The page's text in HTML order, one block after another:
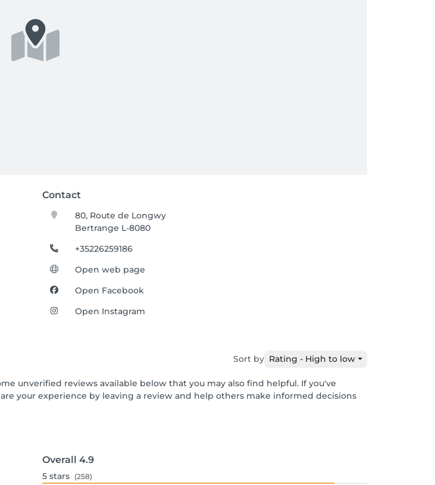
Contact
80, Route de Longwy
Bertrange L-8080
+35226259186
Open web page
Open Facebook
Open Instagram
Sort by Rating - High to low
unverified reviews available below that you may also find helpful. If you've
your experience by leaving a review and help others make informed decisions
Overall 4.9
5 stars (258)